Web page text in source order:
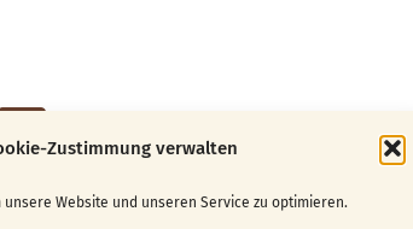
Zustimmung verwalten
unsere Website und unseren Service zu optimieren.